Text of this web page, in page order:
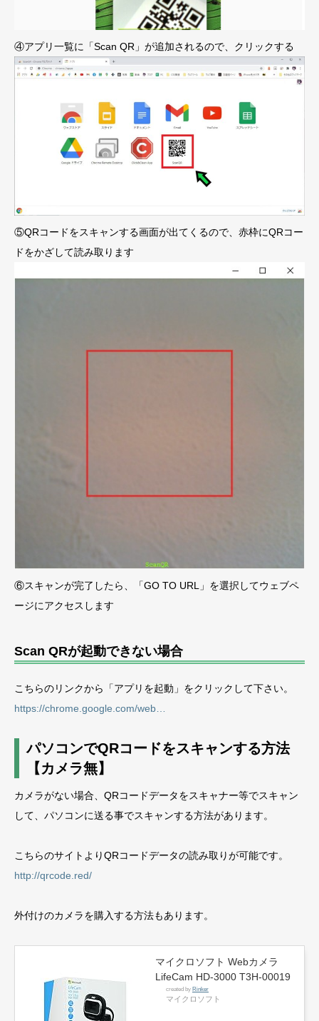
④アプリ一覧に「Scan QR」が追加されるので、クリックする
⑤QRコードをスキャンする画面が出てくるので、赤枠にQRコー
ドをかざして読み取ります
⑥スキャンが完了したら、「GO TO URL」を選択してウェブペ
ージにアクセスします
Scan QRが起動できない場合
こちらのリンクから「アプリを起動」をクリックして下さい。
https://chrome.google.com/web…
パソコンでQRコードをスキャンする方法
【カメラ無】
カメラがない場合、QRコードデータをスキャナー等でスキャン
して、パソコンに送る事でスキャンする方法があります。
こちらのサイトよりQRコードデータの読み取りが可能です。
http://qrcode.red/
外付けのカメラを購入する方法もあります。
マイクロソフト Webカメラ
LifeCam HD-3000 T3H-00019
created by Rinker
マイクロソフト